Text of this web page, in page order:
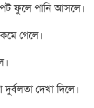
ফুলে পানি আসলে।
কমে গেলে।
দুর্বলতা দেখা দিলে।